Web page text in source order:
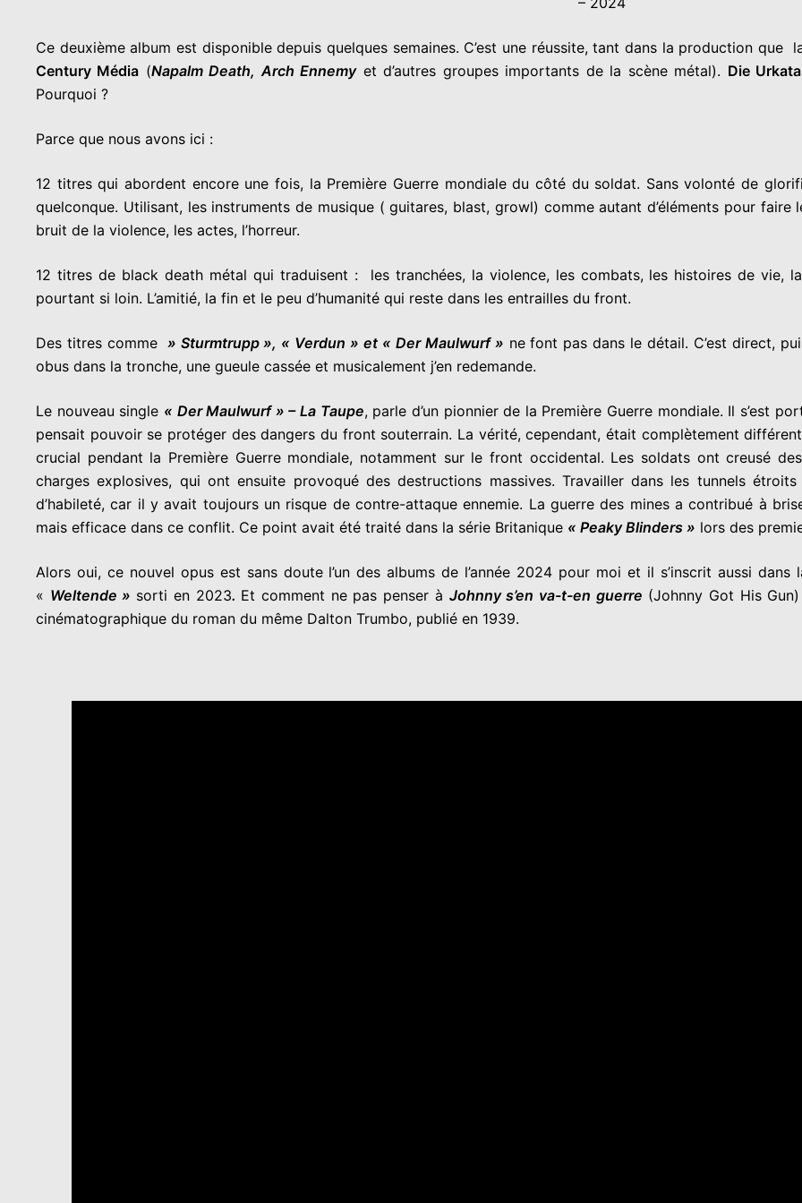
Ce deuxième album est disponible depuis quelques semaines. C’est une réussite, tant dans la production que
Century Média (Napalm Death, Arch Ennemyet d’autres groupes importants de la scène métal). Die
Pourquoi ?
Parce que nous avons ici :
12 titres qui abordent encore une fois, la Première Guerre mondiale du côté du soldat. Sans volonté de
quelconque. Utilisant, les instruments de musique ( guitares, blast, growl) comme autant d’éléments pour
bruit de la violence, les actes, l’horreur.
12 titres de black death métal qui traduisent : les tranchées, la violence, les combats, les histoires de vie,
pourtant si loin. L’amitié, la fin et le peu d’humanité qui reste dans les entrailles du front.
Des titres comme » Sturmtrupp », « Verdun » et « Der Maulwurf » ne font pas dans le détail. C’est direct,
obus dans la tronche, une gueule cassée et musicalement j’en redemande.
Le nouveau single « Der Maulwurf » – La Taupe, parle d’un pionnier de la Première Guerre mondiale. Il s’est
pensait pouvoir se protéger des dangers du front souterrain. La vérité, cependant, était complètement
crucial pendant la Première Guerre mondiale, notamment sur le front occidental. Les soldats ont creusé
charges explosives, qui ont ensuite provoqué des destructions massives. Travailler dans les tunnels
d’habileté, car il y avait toujours un risque de contre-attaque ennemie. La guerre des mines a contribué à
mais efficace dans ce conflit. Ce point avait été traité dans la série Britanique « Peaky Blinders » lors des
Alors oui, ce nouvel opus est sans doute l’un des albums de l’année 2024 pour moi et il s’inscrit aussi dans
« Weltende » sorti en 2023. Et comment ne pas penser à Johnny s’en va-t-en guerre (Johnny Got His
cinématographique du roman du même Dalton Trumbo, publié en 1939.